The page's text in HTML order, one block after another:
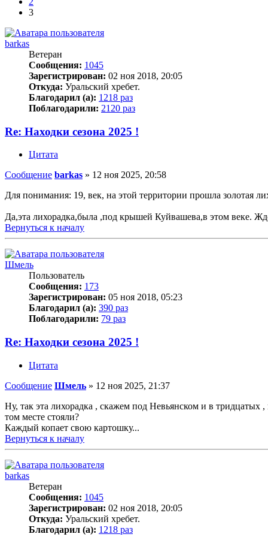
3
barkas
Ветеран
Сообщения: 1045
Зарегистрирован: 02 ноя 2018, 20:05
Откуда: Уральский хребет.
Благодарил (а): 1218 раз
Поблагодарили: 2120 раз
Re: Находки сезона 2025 !
Цитата
Сообщение barkas » 12 ноя 2025, 20:58
Для понимания: 19, век, на этой территории прошла золотая
Да,эта лихорадка,была ,под крышей Куйвашева,в этом веке.
Вернуться к началу
Шмель
Пользователь
Сообщения: 173
Зарегистрирован: 05 ноя 2018, 05:23
Благодарил (а): 390 раз
Поблагодарили: 79 раз
Re: Находки сезона 2025 !
Цитата
Сообщение Шмель » 12 ноя 2025, 21:37
Ну, так эта лихорадка , скажем под Невьянском и в
том месте стояли?
Каждый копает свою картошку...
Вернуться к началу
barkas
Ветеран
Сообщения: 1045
Зарегистрирован: 02 ноя 2018, 20:05
Откуда: Уральский хребет.
Благодарил (а): 1218 раз